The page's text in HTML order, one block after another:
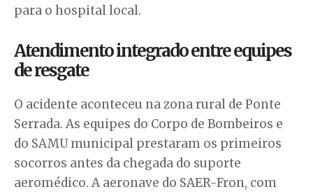
para o hospital local.
Atendimento integrado entre equipes
de resgate
O acidente aconteceu na zona rural de Ponte
Serrada. As equipes do Corpo de Bombeiros e
do SAMU municipal prestaram os primeiros
socorros antes da chegada do suporte
aeromédico. A aeronave do SAER-Fron, com